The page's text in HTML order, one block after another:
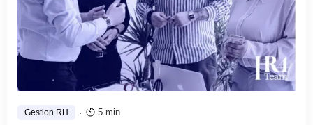
Gestion RH . 5 min